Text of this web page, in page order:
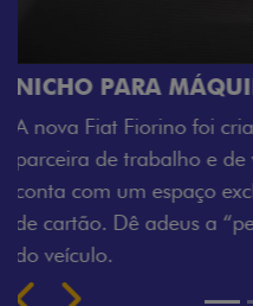
dentro
Agora, a chave da
veículo também à
fechadura. São
mais fluidez para
Previous
Next